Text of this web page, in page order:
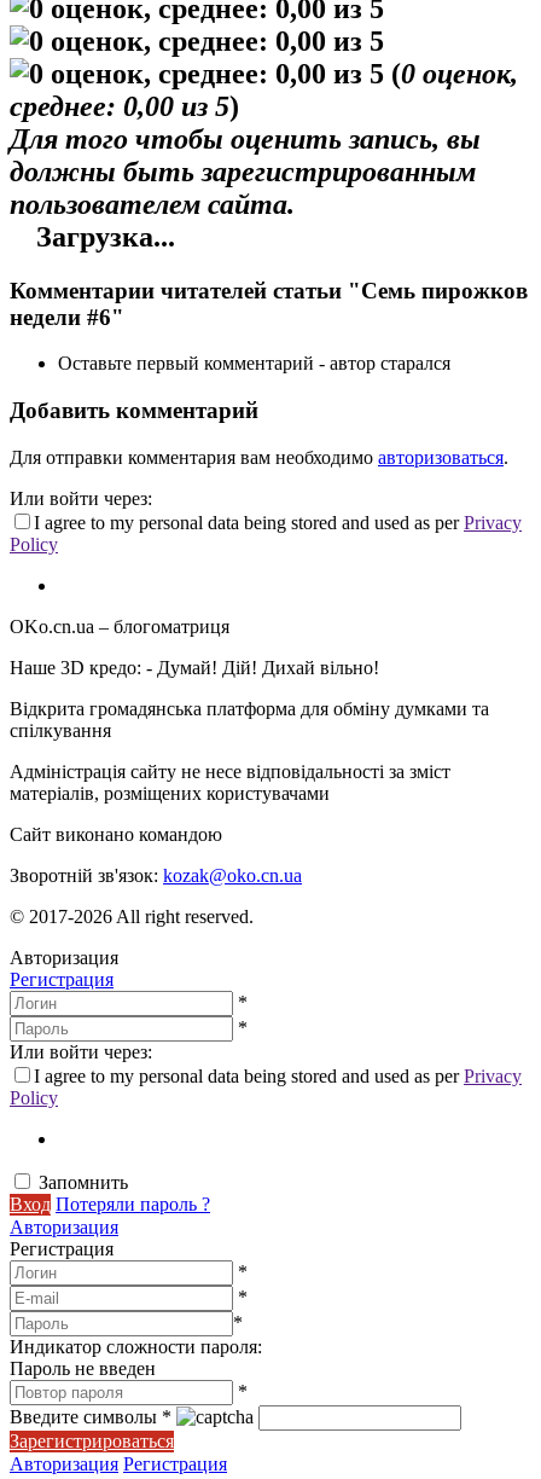
(0 оценок,
среднее: 0,00 из 5)
Для того чтобы оценить запись, вы
должны быть зарегистрированным
пользователем сайта.
Загрузка...
Комментарии читателей статьи "Семь пирожков
недели #6"
Оставьте первый комментарий - автор старался
Добавить комментарий
Для отправки комментария вам необходимо авторизоваться.
Или войти через:
I agree to my personal data being stored and used as perPrivacy
Policy
OKo.cn.ua – блогоматриця
Наше 3D кредо: - Думай! Дій! Дихай вільно!
Відкрита громадянська платформа для обміну думками та
спілкування
Адміністрація сайту не несе відповідальності за зміст
матеріалів, розміщених користувачами
Сайт виконано командою
Зворотній зв'язок: kozak@oko.cn.ua
© 2017-2026 All right reserved.
Авторизация
Регистрация
*
*
Или войти через:
I agree to my personal data being stored and used as perPrivacy
Policy
Запомнить
Вход Потеряли пароль ?
Авторизация
Регистрация
*
*
*
Индикатор сложности пароля:
Пароль не введен
*
Введите символы *
Зарегистрироваться
Авторизация Регистрация